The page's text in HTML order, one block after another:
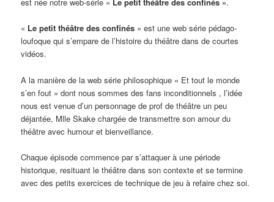
est née notre web-série « Le petit théâtre des confinés ».
« Le petit théâtre des confinés » est une web série pédago-
loufoque qui s’empare de l’histoire du théâtre dans de courtes
vidéos.
A la manière de la web série philosophique « Et tout le monde
s’en fout » dont nous sommes des fans inconditionnels , l’idée
nous est venue d’un personnage de prof de théâtre un peu
déjantée, Mlle Skake chargée de transmettre son amour du
théâtre avec humour et bienveillance.
Chaque épisode commence par s’attaquer à une période
historique, resituant le théâtre dans son contexte et se termine
avec des petits exercices de technique de jeu à refaire chez soi.